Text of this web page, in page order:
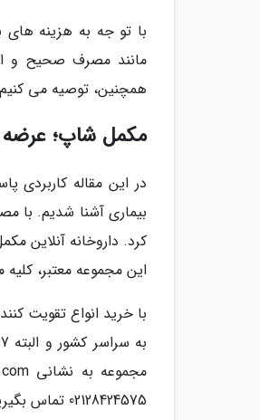
با تو جه به هزینه های
مانند مصرف صحیح و
همچنین، توصیه می
مکمل شاپ؛ عرضه
در این مقاله کاربردی
بیماری آشنا شدیم. با
کرد. داروخانه آنلاین
این مجموعه معتبر،
با خرید انواع تقویت
02128424575 تماس بگیرید.